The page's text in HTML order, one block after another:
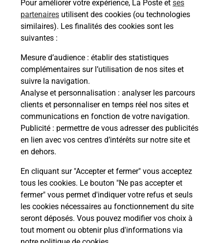
Pour améliorer votre expérience, La Poste et ses
partenaires utilisent des cookies (ou technologies
similaires). Les finalités des cookies sont les
suivantes :
Mesure d’audience : établir des statistiques
complémentaires sur l’utilisation de nos sites et
suivre la navigation.
Analyse et personnalisation : analyser les parcours
clients et personnaliser en temps réel nos sites et
communications en fonction de votre navigation.
Publicité : permettre de vous adresser des publicités
en lien avec vos centres d’intérêts sur notre site et
en dehors.
En cliquant sur "Accepter et fermer" vous acceptez
tous les cookies. Le bouton "Ne pas accepter et
fermer" vous permet d'indiquer votre refus et seuls
les cookies nécessaires au fonctionnement du site
seront déposés. Vous pouvez modifier vos choix à
tout moment ou obtenir plus d'informations via
Services
Envoyer un colis
Vous souhaitez envoyer un colis depuis :
CHENOVE (21300) ? Découvrez toutes les
solutions proposées par La Poste.
En savoir plus